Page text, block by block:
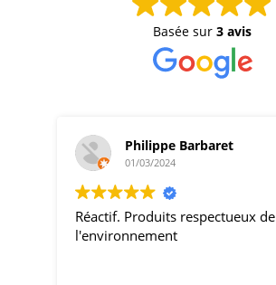
Basée sur3 avis
Philippe Barbaret
01/03/2024
Réactif. Produits respectueux de
l'environnement